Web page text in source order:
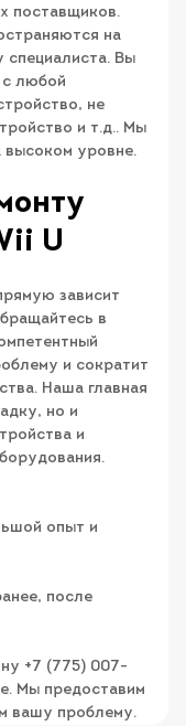
поставщиков.
на
специалиста. Вы
с любой
не
и т.д.. Мы
уровне.
U
зависит
в
и сократит
Наша главная
но и
и
опыт и
после
+7 (775) 007-
Мы предоставим
вашу проблему.